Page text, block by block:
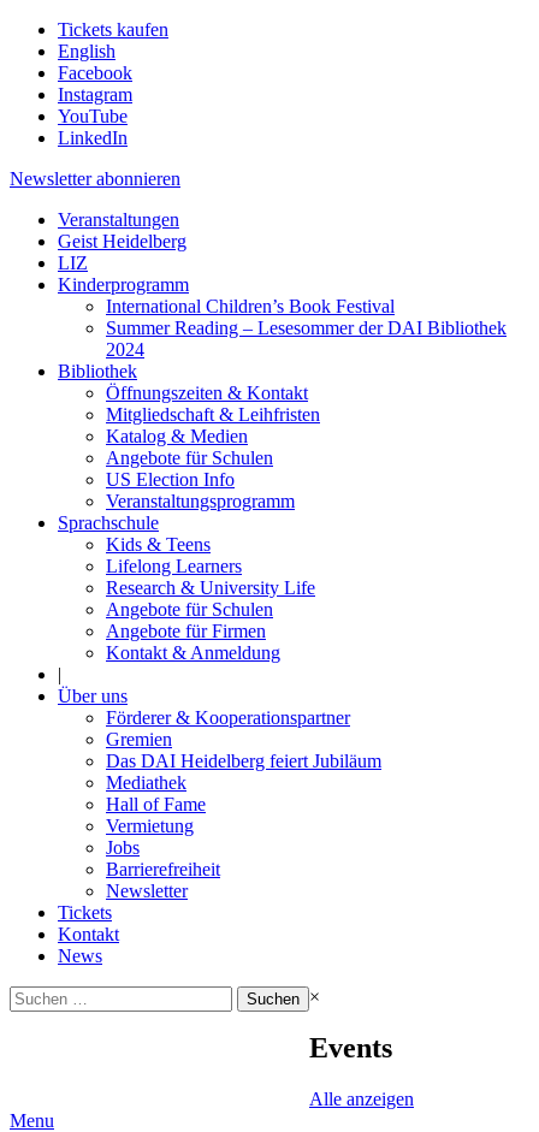
Tickets kaufen
English
Facebook
Instagram
YouTube
LinkedIn
Newsletter abonnieren
Veranstaltungen
Geist Heidelberg
LIZ
Kinderprogramm
International Children’s Book Festival
Summer Reading – Lesesommer der DAI Bibliothek
2024
Bibliothek
Öffnungszeiten & Kontakt
Mitgliedschaft & Leihfristen
Katalog & Medien
Angebote für Schulen
US Election Info
Veranstaltungsprogramm
Sprachschule
Kids & Teens
Lifelong Learners
Research & University Life
Angebote für Schulen
Angebote für Firmen
Kontakt & Anmeldung
|
Über uns
Förderer & Kooperationspartner
Gremien
Das DAI Heidelberg feiert Jubiläum
Mediathek
Hall of Fame
Vermietung
Jobs
Barrierefreiheit
Newsletter
Tickets
Kontakt
News
Suchen
nach:
×
Events
Alle anzeigen
Menu